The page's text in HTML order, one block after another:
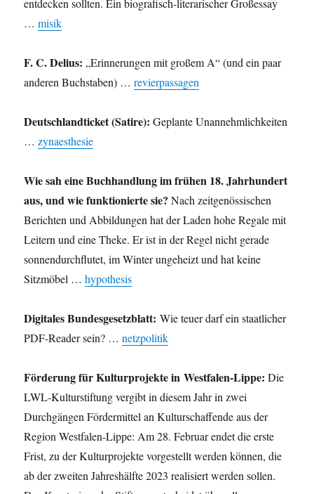
entdecken sollten. Ein biografisch-literarischer Großessay
…misik
F. C. Delius: „Erinnerungen mit großem A“ (und ein paar
anderen Buchstaben) …revierpassagen
Deutschlandticket (Satire): Geplante Unannehmlichkeiten
…zynaesthesie
Wie sah eine Buchhandlung im frühen 18. Jahrhundert
aus, und wie funktionierte sie?Nach zeitgenössischen
Berichten und Abbildungen hat der Laden hohe Regale mit
Leitern und eine Theke. Er ist in der Regel nicht gerade
sonnendurchflutet, im Winter ungeheizt und hat keine
Sitzmöbel …hypothesis
Digitales Bundesgesetzblatt: Wie teuer darf ein staatlicher
PDF-Reader sein? …netzpolitik
Förderung für Kulturprojekte in Westfalen-Lippe: Die
LWL-Kulturstiftung vergibt in diesem Jahr in zwei
Durchgängen Fördermittel an Kulturschaffende aus der
Region Westfalen-Lippe: Am 28. Februar endet die erste
Frist, zu der Kulturprojekte vorgestellt werden können, die
ab der zweiten Jahreshälfte 2023 realisiert werden sollen.